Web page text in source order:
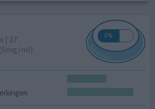
| 27
ml)